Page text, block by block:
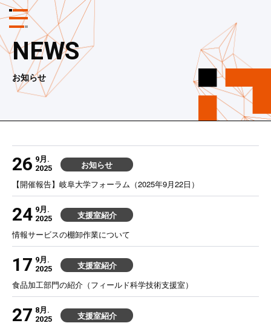
メ
ニ
ュ
ー
ボ
ン
お知らせ
NEWS
26 9月.
2025
お知らせ
【開催報告】岐阜大学フォーラム（2025年9月22日）
24 9月.
2025
支援室紹介
情報サービスの棚卸作業について
17 9月.
2025
支援室紹介
食品加工部門の紹介（フィールド科学技術支援室）
27 8月.
2025
支援室紹介